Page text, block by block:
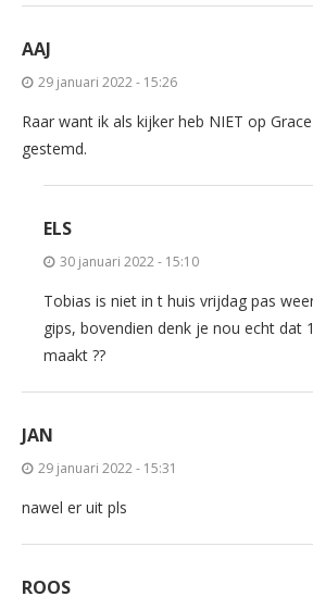
AAJ
29 januari 2022 - 15:26
Raar want ik als kijker heb NIET op
gestemd.
ELS
30 januari 2022 - 15:10
Tobias is niet in t huis vrijdag pas
gips, bovendien denk je nou echt dat
maakt ??
JAN
29 januari 2022 - 15:31
nawel er uit pls
ROOS